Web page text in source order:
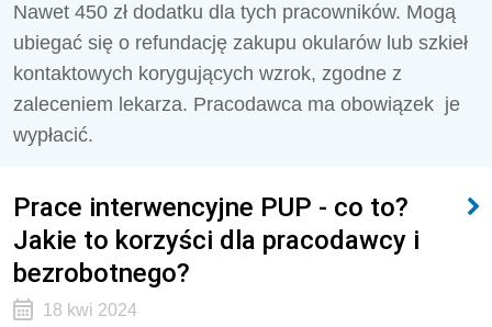
Nawet 450 zł dodatku dla tych pracowników. Mogą
ubiegać się o refundację zakupu okularów lub szkieł
kontaktowych korygujących wzrok, zgodne z
zaleceniem lekarza. Pracodawca ma obowiązek je
wypłacić.
Prace interwencyjne PUP - co to?
Jakie to korzyści dla pracodawcy i
bezrobotnego?
18 kwi 2024